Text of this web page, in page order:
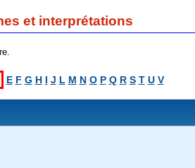
et interprétations
E F G H I J L M N O P Q R S T U V